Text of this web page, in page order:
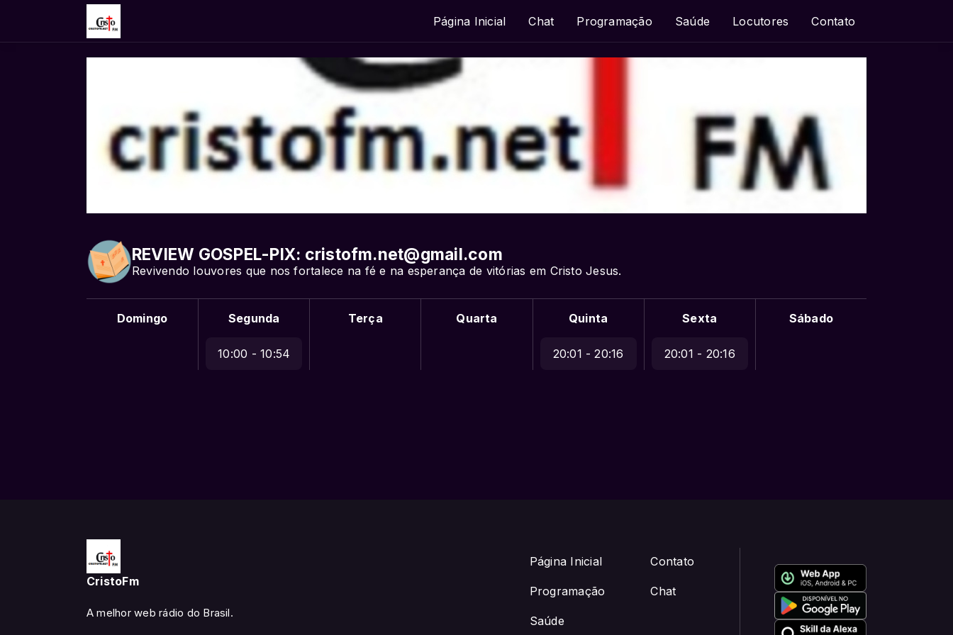
Página Inicial Chat Programação Saúde Locutores Contato
REVIEW GOSPEL-PIX: cristofm.net@gmail.com
Revivendo louvores que nos fortalece na fé e na esperança de vitórias em Cristo Jesus.
Domingo Segunda
10:00 - 10:54
Terça Quarta Quinta
20:01 - 20:16
Sexta
20:01 - 20:16
Sábado
CristoFm
A melhor web rádio do Brasil.
Página Inicial
Programação
Saúde
Contato
Chat